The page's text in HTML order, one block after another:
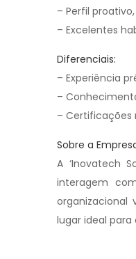
– Perfil
– Excelentes
Diferenciais:
– Experiência
–
– Certificações
Sobre a
A ‘Inovatech
interagem
organizacional
lugar ideal